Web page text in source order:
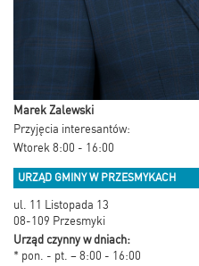
Marek Zalewski
Przyjęcia interesantów:
Wtorek 8:00 - 16:00
URZĄD GMINY W PRZESMYKACH
ul. 11 Listopada 13
08-109 Przesmyki
Urząd czynny w dniach:
* pon. - pt. – 8:00 - 16:00